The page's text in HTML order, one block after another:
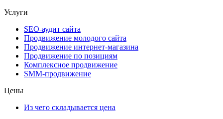
Услуги
SEO-аудит сайта
Продвижение молодого сайта
Продвижение интернет-магазина
Продвижение по позициям
Комплексное продвижение
SMM-продвижение
Цены
Из чего складывается цена